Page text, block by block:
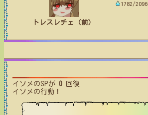
トレスレチェ（前）
1782/2096
イソメ のSPが 0 回復
イソメ の行動！